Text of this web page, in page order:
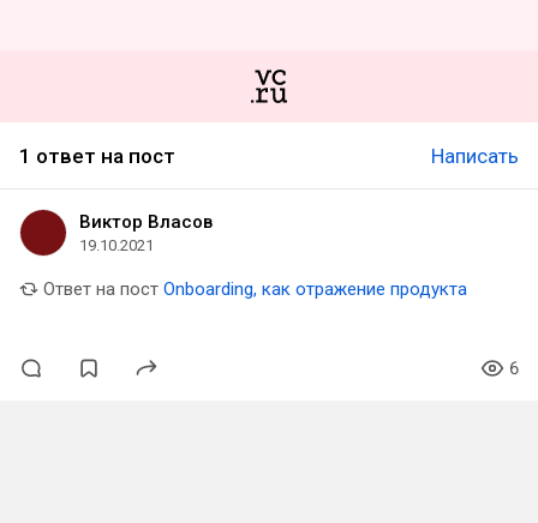
1 ответ на пост Написать
Виктор Власов
19.10.2021
Ответ на пост Onboarding, как отражение продукта
6